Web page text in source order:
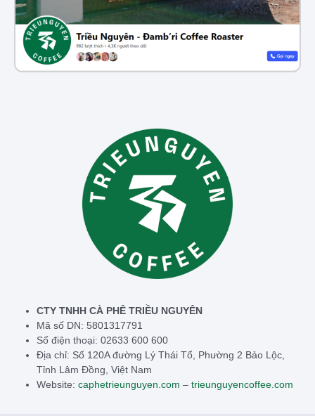
CTY TNHH CÀ PHÊ TRIỀU NGUYÊN
Mã số DN: 5801317791
Số điện thoại: 02633 600 600
Địa chỉ: Số 120A đường Lý Thái Tổ, Phường 2 Bảo Lộc,
Tỉnh Lâm Đồng, Việt Nam
Website: caphetrieunguyen.com – trieunguyencoffee.com